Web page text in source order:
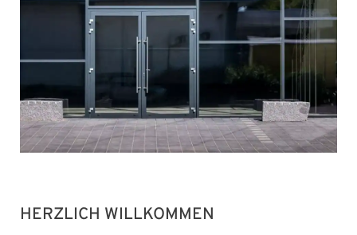
HERZLICH WILLKOMMEN